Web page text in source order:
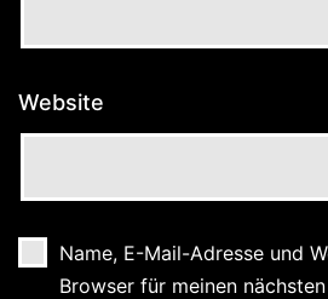
Website
Name, E-Mail-Adresse und
Browser für meinen